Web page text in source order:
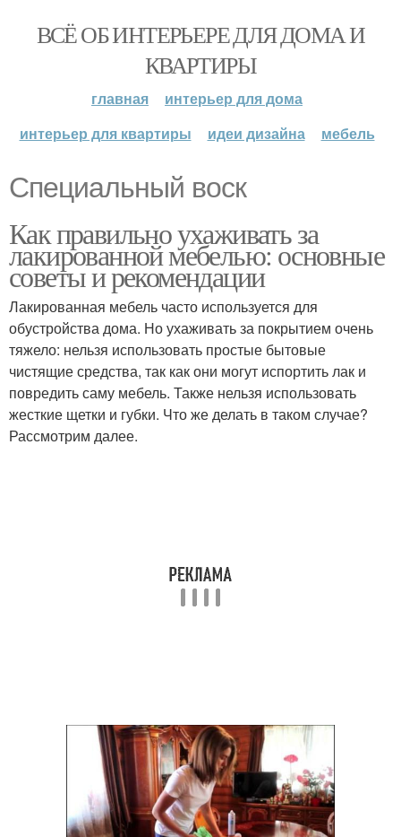
ВСЁ ОБ ИНТЕРЬЕРЕ ДЛЯ ДОМА И
КВАРТИРЫ
главная
интерьер для дома
интерьер для квартиры
идеи дизайна мебель
Специальный воск
Как правильно ухаживать за
лакированной мебелью: основные
советы и рекомендации
Лакированная мебель часто используется для
обустройства дома. Но ухаживать за покрытием очень
тяжело: нельзя использовать простые бытовые
чистящие средства, так как они могут испортить лак и
повредить саму мебель. Также нельзя использовать
жесткие щетки и губки. Что же делать в таком случае?
Рассмотрим далее.